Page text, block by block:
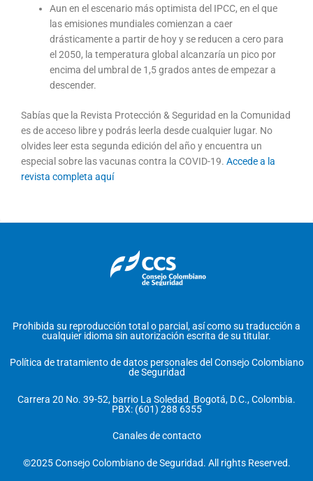
Aun en el escenario más optimista del IPCC, en el que
las emisiones mundiales comienzan a caer
drásticamente a partir de hoy y se reducen a cero para
el 2050, la temperatura global alcanzaría un pico por
encima del umbral de 1,5 grados antes de empezar a
descender.
Sabías que la Revista Protección & Seguridad en la Comunidad
es de acceso libre y podrás leerla desde cualquier lugar. No
olvides leer esta segunda edición del año y encuentra un
especial sobre las vacunas contra la COVID-19. Accede a la
revista completa aquí
Prohibida su reproducción total o parcial, así como su traducción a
cualquier idioma sin autorización escrita de su titular.
Política de tratamiento de datos personales del Consejo Colombiano
de Seguridad
Carrera 20 No. 39-52, barrio La Soledad. Bogotá, D.C., Colombia.
PBX: (601) 288 6355
Canales de contacto
©2025 Consejo Colombiano de Seguridad. All rights Reserved.